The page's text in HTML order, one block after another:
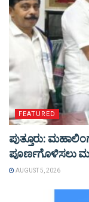
FEATURED
ಪುತ್ತೂರು:
ಪೂರ್ಣಗೊಳಿಸಲು
AUGUST 5, 2026